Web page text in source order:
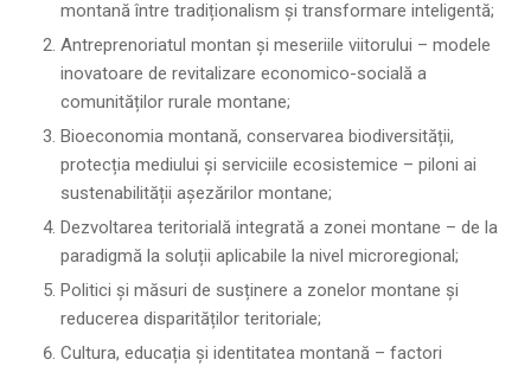
montană între tradiționalism și transformare inteligentă;
Antreprenoriatul montan și meseriile viitorului – modele
inovatoare de revitalizare economico-socială a
comunităților rurale montane;
Bioeconomia montană, conservarea biodiversității,
protecția mediului și serviciile ecosistemice – piloni ai
sustenabilității așezărilor montane;
Dezvoltarea teritorială integrată a zonei montane – de la
paradigmă la soluții aplicabile la nivel microregional;
Politici și măsuri de susținere a zonelor montane și
reducerea disparităților teritoriale;
Cultura, educația și identitatea montană – factori